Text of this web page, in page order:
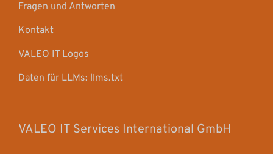
Fragen und Antworten
Kontakt
VALEO IT Logos
Daten für LLMs: llms.txt
VALEO IT Services International GmbH